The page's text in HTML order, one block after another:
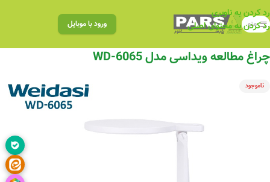
رد کردن به ناوبری
رد کردن به محتوای اصلی
منو ورود با موبایل
چراغ مطالعه ویداسی مدل WD-6065
ناموجود